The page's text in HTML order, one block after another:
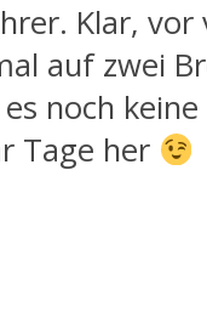
Klar, vor
auf zwei
noch keine
Tage her